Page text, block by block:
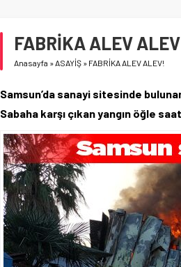
İŞTE FINDIK FİYATI!
YÖNETİCİ
FABRİKA ALEV
Anasayfa »ASAYİŞ » FABRİKA ALEV ALEV!
Samsun’da sanayi sitesinde
Sabaha karşı çıkan yangın öğle